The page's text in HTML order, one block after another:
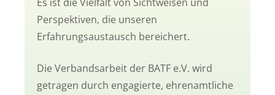
Perspektiven, die unseren
Erfahrungsaustausch bereichert.
Die Verbandsarbeit der BATF e.V. wird
getragen durch engagierte, ehrenamtliche